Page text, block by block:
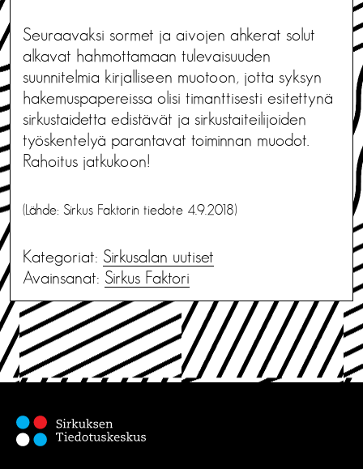
Seuraavaksi sormet ja aivojen ahkerat solut
alkavat hahmottamaan tulevaisuuden
suunnitelmia kirjalliseen muotoon, jotta syksyn
hakemuspapereissa olisi timanttisesti esitettynä
sirkustaidetta edistävät ja sirkustaiteilijoiden
työskentelyä parantavat toiminnan muodot.
Rahoitus jatkukoon!
(Lähde: Sirkus Faktorin tiedote 4.9.2018)
Kategoriat: Sirkusalan uutiset
Avainsanat: Sirkus Faktori